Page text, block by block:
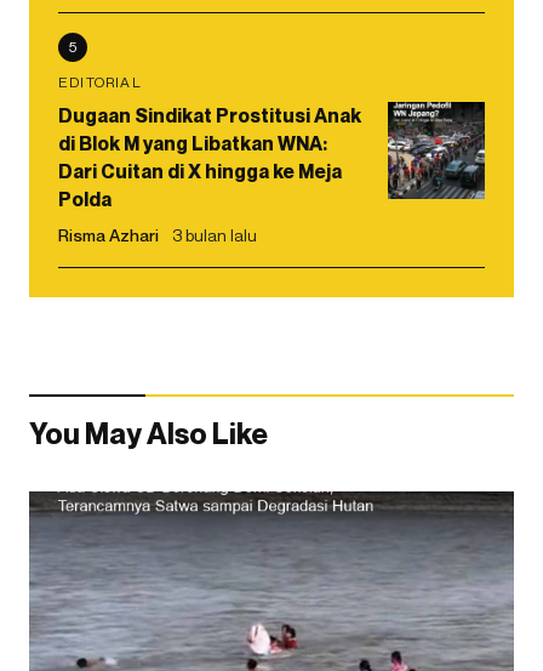
5
EDITORIAL
Dugaan Sindikat Prostitusi Anak
di Blok M yang Libatkan WNA:
Dari Cuitan di X hingga ke Meja
Polda
Risma Azhari 3 bulan lalu
You May Also Like